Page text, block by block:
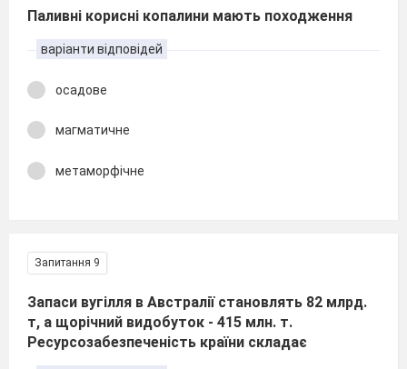
Паливні корисні копалини мають походження
варіанти відповідей
осадове
магматичне
метаморфічне
Запитання 9
Запаси вугілля в Австралії становлять 82 млрд.
т, а щорічний видобуток - 415 млн. т.
Ресурсозабезпеченість країни складає